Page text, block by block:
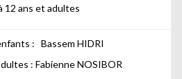
12 ans et adultes
: Bassem HIDRI
: Fabienne NOSIBOR